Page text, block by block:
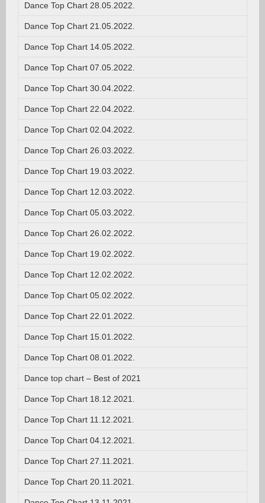
Dance Top Chart 28.05.2022.
Dance Top Chart 21.05.2022.
Dance Top Chart 14.05.2022.
Dance Top Chart 07.05.2022.
Dance Top Chart 30.04.2022.
Dance Top Chart 22.04.2022.
Dance Top Chart 02.04.2022.
Dance Top Chart 26.03.2022.
Dance Top Chart 19.03.2022.
Dance Top Chart 12.03.2022.
Dance Top Chart 05.03.2022.
Dance Top Chart 26.02.2022.
Dance Top Chart 19.02.2022.
Dance Top Chart 12.02.2022.
Dance Top Chart 05.02.2022.
Dance Top Chart 22.01.2022.
Dance Top Chart 15.01.2022.
Dance Top Chart 08.01.2022.
Dance top chart – Best of 2021
Dance Top Chart 18.12.2021.
Dance Top Chart 11.12.2021.
Dance Top Chart 04.12.2021.
Dance Top Chart 27.11.2021.
Dance Top Chart 20.11.2021.